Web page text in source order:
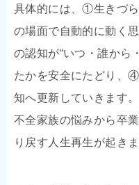
具体的には、①生きづ
の場面で自動的に動く
の認知が“いつ・誰から
たかを安全にたどり、
知へ更新していきます
不全家族の悩みから卒
り戻す人生再生が起きま